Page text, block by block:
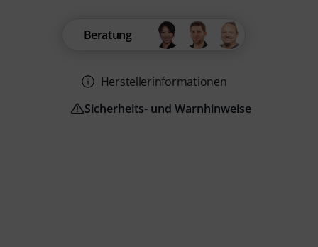
Beratung
Herstellerinformationen
Sicherheits- und Warnhinweise